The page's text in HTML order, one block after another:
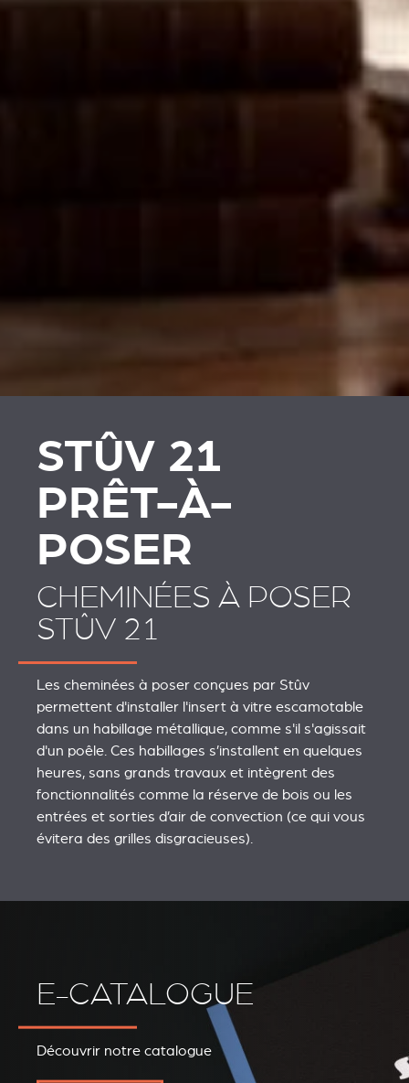
STÛV 21
PRÊT-À-
POSER
CHEMINÉES À POSER
STÛV 21
Les cheminées à poser conçues par Stûv
permettent d'installer l'insert à vitre escamotable
dans un habillage métallique, comme s'il s'agissait
d'un poêle. Ces habillages s’installent en quelques
heures, sans grands travaux et intègrent des
fonctionnalités comme la réserve de bois ou les
entrées et sorties d’air de convection (ce qui vous
évitera des grilles disgracieuses).
E-CATALOGUE
Découvrir notre catalogue
ACCESSOIRES STÛV 21
ACCESSOIRES VOOR